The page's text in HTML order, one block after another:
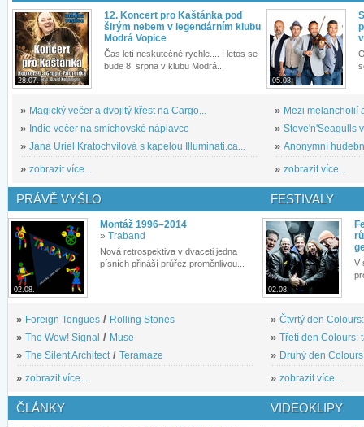
28.07.
12. Koncert pro Kaštánka pod
širým nebem v legendárním klubu
Modrá Vopice
Čas letí neskutečně rychle.... I letos se
bude 8. srpna v klubu Modrá...
» Magický večer a dvojitý křest na Cargo...
» Indie večer na smíchovské náplavce
» Jana Uriel Kratochvílová s kapelou Illuminati.ca...
» zobrazit více...
05.08.
» Mezi melancholií
» Steve'n'Seagulls
» Anonymní
» zobrazit více...
PRÁVĚ VYŠLO
02.08.
Montáž 1996–2014
» Traband
Nová retrospektiva v dvaceti jedna
písních přináší průřez proměnlivou...
» Foreign Tongues / Rolling Stones
» The Wow! Signal / Muse
» The Silent Architect/ Teramaze
» zobrazit více...
FESTIVALY
02.08.
V
» Čtvrtý den
» Třetí den Colours:
» Druhý den
» zobrazit více...
ČLÁNKY VIDEOKLIPY